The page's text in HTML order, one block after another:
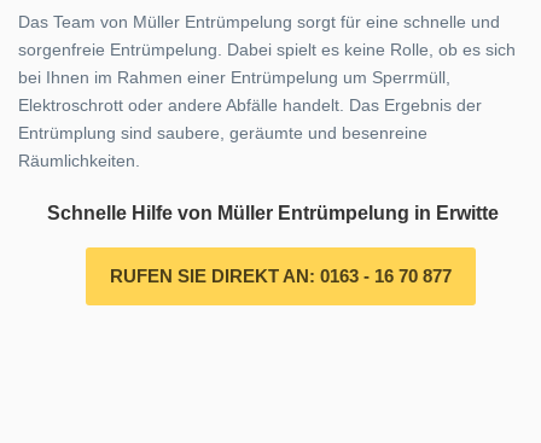
Das Team von Müller Entrümpelung sorgt für eine schnelle und
sorgenfreie Entrümpelung. Dabei spielt es keine Rolle, ob es sich
bei Ihnen im Rahmen einer Entrümpelung um Sperrmüll,
Elektroschrott oder andere Abfälle handelt. Das Ergebnis der
Entrümplung sind saubere, geräumte und besenreine
Räumlichkeiten.
Schnelle Hilfe von Müller Entrümpelung in Erwitte
RUFEN SIE DIREKT AN: 0163 - 16 70 877